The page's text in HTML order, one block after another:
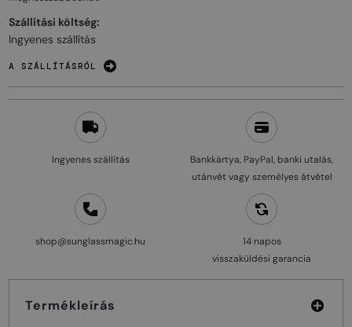
Ingyenes szállítás
Bankkártya, PayPal, banki utalás,
utánvét vagy személyes átvétel
shop@sunglassmagic.hu
14 napos
visszaküldési garancia
Termékleírás
Szállítási költség:
Ingyenes szállítás
A SZÁLLÍTÁSRÓL